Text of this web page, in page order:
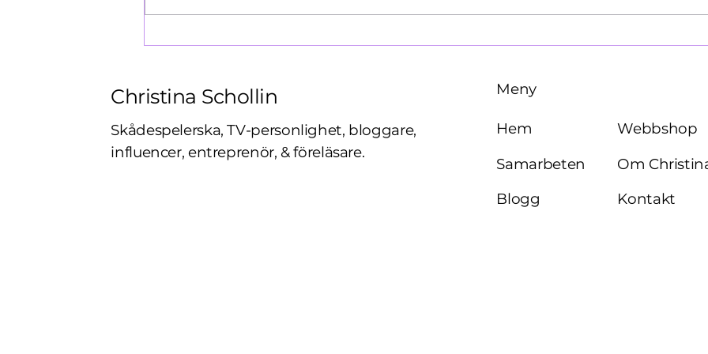
Christina Schollin
Skådespelerska, TV-personlighet, bloggare,
influencer, entreprenör, & föreläsare.
Meny
Hem
Samarbeten
Blogg
Webbshop
Om
Kontakt